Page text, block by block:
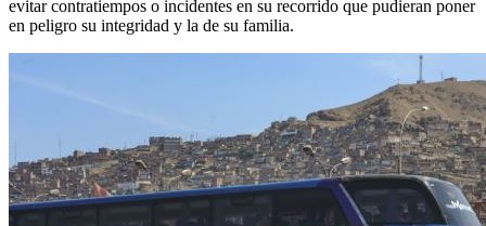
evitar contratiempos o incidentes en su recorrido que pudieran poner
en peligro su integridad y la de su familia.